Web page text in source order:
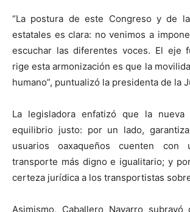
“La postura de este Congreso y de
estatales es clara: no venimos a
escuchar las diferentes voces. El eje
rige esta armonización es que la
humano”, puntualizó la presidenta de la
La legisladora enfatizó que la
equilibrio justo: por un lado,
usuarios oaxaqueños cuenten
transporte más digno e igualitario; y
certeza jurídica a los transportistas
Asimismo, Caballero Navarro